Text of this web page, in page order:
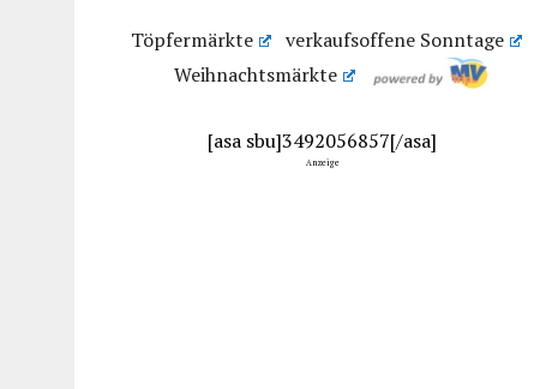
Töpfermärkte
verkaufsoffene Sonntage
Weihnachtsmärkte
[asa sbu]3492056857[/asa]
Anzeige